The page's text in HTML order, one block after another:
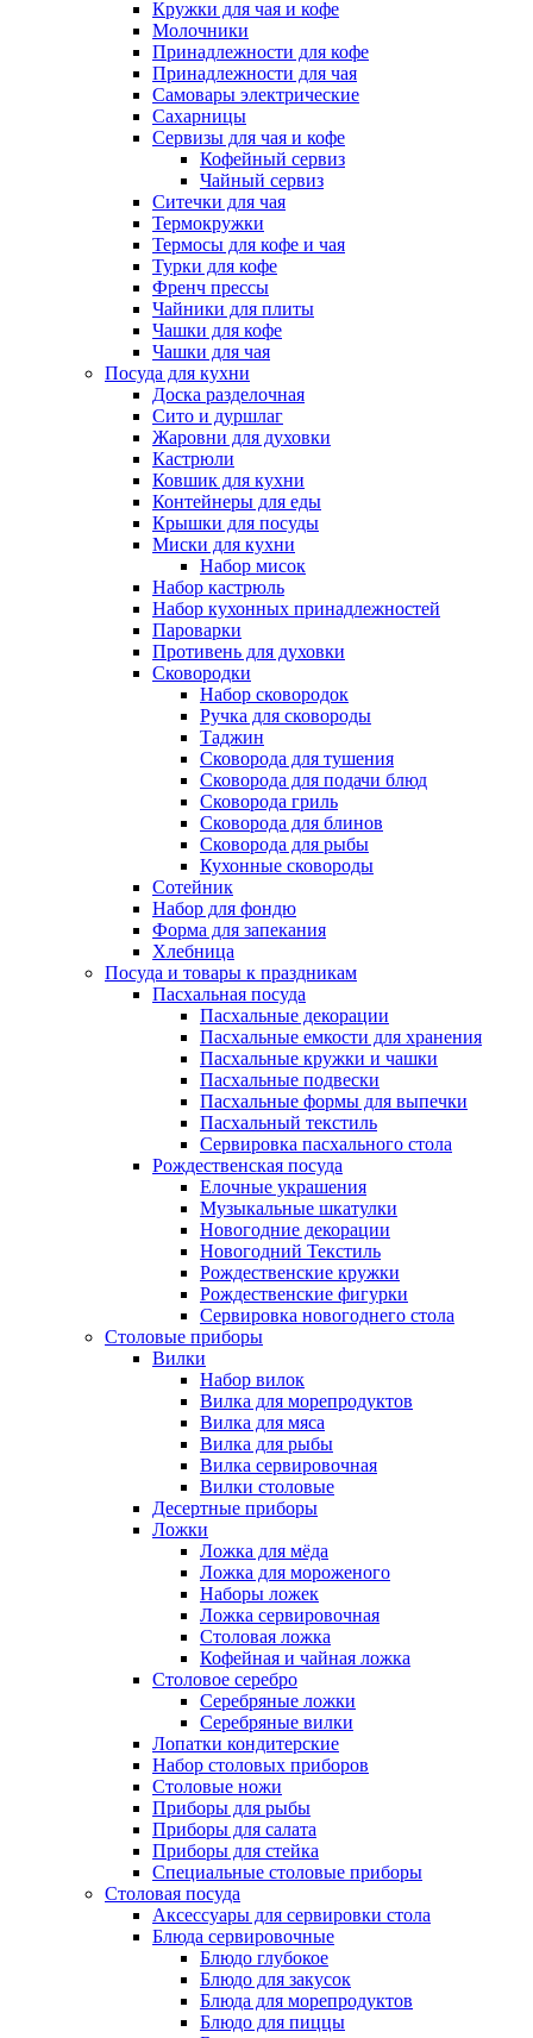
Кружки для чая и кофе
Молочники
Принадлежности для кофе
Принадлежности для чая
Самовары электрические
Сахарницы
Сервизы для чая и кофе
Кофейный сервиз
Чайный сервиз
Ситечки для чая
Термокружки
Термосы для кофе и чая
Турки для кофе
Френч прессы
Чайники для плиты
Чашки для кофе
Чашки для чая
Посуда для кухни
Доска разделочная
Сито и дуршлаг
Жаровни для духовки
Кастрюли
Ковшик для кухни
Контейнеры для еды
Крышки для посуды
Миски для кухни
Набор мисок
Набор кастрюль
Набор кухонных принадлежностей
Пароварки
Противень для духовки
Сковородки
Набор сковородок
Ручка для сковороды
Таджин
Сковорода для тушения
Сковорода для подачи блюд
Сковорода гриль
Сковорода для блинов
Сковорода для рыбы
Кухонные сковороды
Сотейник
Набор для фондю
Форма для запекания
Хлебница
Посуда и товары к праздникам
Пасхальная посуда
Пасхальные декорации
Пасхальные емкости для хранения
Пасхальные кружки и чашки
Пасхальные подвески
Пасхальные формы для выпечки
Пасхальный текстиль
Сервировка пасхального стола
Рождественская посуда
Елочные украшения
Музыкальные шкатулки
Новогодние декорации
Новогодний Текстиль
Рождественские кружки
Рождественские фигурки
Сервировка новогоднего стола
Столовые приборы
Вилки
Набор вилок
Вилка для морепродуктов
Вилка для мяса
Вилка для рыбы
Вилка сервировочная
Вилки столовые
Десертные приборы
Ложки
Ложка для мёда
Ложка для мороженого
Наборы ложек
Ложка сервировочная
Столовая ложка
Кофейная и чайная ложка
Столовое серебро
Серебряные ложки
Серебряные вилки
Лопатки кондитерские
Набор столовых приборов
Столовые ножи
Приборы для рыбы
Приборы для салата
Приборы для стейка
Специальные столовые приборы
Столовая посуда
Аксессуары для сервировки стола
Блюда сервировочные
Блюдо глубокое
Блюдо для закусок
Блюда для морепродуктов
Блюдо для пиццы